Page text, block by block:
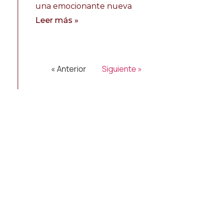
una emocionante nueva
Leer más »
« Anterior Siguiente »